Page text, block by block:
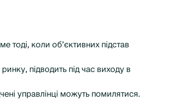
тоді, коли об’єктивних підстав
підводить під час виходу в
управлінці можуть помилятися.